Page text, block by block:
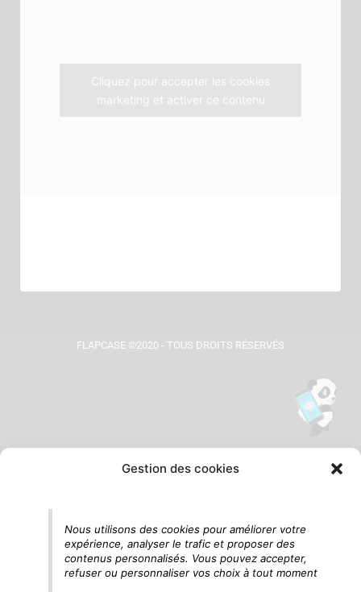
Gestion des cookies
Nous utilisons des cookies pour améliorer votre
expérience, analyser le trafic et proposer des
contenus personnalisés. Vous pouvez accepter,
refuser ou personnaliser vos choix à tout moment
m
Cliquez pour accepter les cookies
marketing et activer ce contenu
FLAPCASE ©2020 - TOUS DROITS RÉSERVÉS
Tu vois le panda, c'est là !